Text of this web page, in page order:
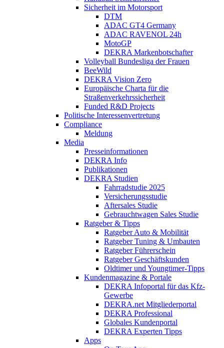
Sicherheit im Motorsport
DTM
ADAC GT4 Germany
ADAC RAVENOL 24h
MotoGP
DEKRA Markenbotschafter
Volleyball Bundesliga der Frauen
BeeWild
DEKRA Vision Zero
Europäische Charta für die
Straßenverkehrssicherheit
Funded R&D Projects
Politische Interessenvertretung
Compliance
Meldung
Media
Presseinformationen
DEKRA Info
Publikationen
DEKRA Studien
Fahrradstudie 2025
Versicherungsstudie
Aftersales Studie
Gebrauchtwagen Sales Studie
Ratgeber & Tipps
Ratgeber Auto & Mobilität
Ratgeber Tuning & Umbauten
Ratgeber Führerschein
Ratgeber Geschäftskunden
Oldtimer und Youngtimer-Tipps
Kundenmagazine & Portale
DEKRA Infoportal für das Kfz-
Gewerbe
DEKRA.net Mitgliederportal
DEKRA Professional
Globales Kundenportal
DEKRA Experten Tipps
Apps